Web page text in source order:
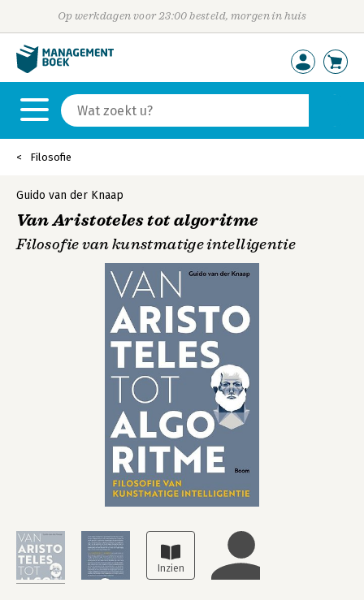
Op werkdagen voor 23:00 besteld, morgen in huis
Filosofie
Guido van der Knaap
Van Aristoteles tot algoritme
Filosofie van kunstmatige intelligentie